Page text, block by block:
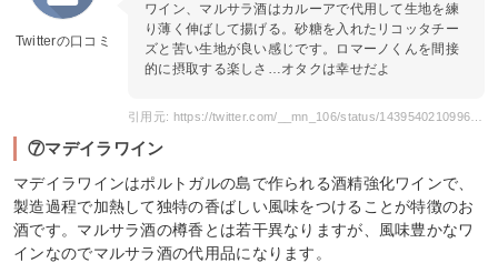
Twitterの口コミ
ワイン、マルサラ酒はカルーアで代用して生地を練
り薄く伸ばして揚げる。砂糖を入れたリコッタチー
ズと苦い生地が良い感じです。ロマーノくんを間接
的に摂取する楽しさ…オタクは幸せだよ
⑦マデイラワイン
マデイラワインはポルトガルの島で作られる酒精強化ワインで、
製造過程で加熱して独特の香ばしい風味をつけることが特徴のお
酒です。マルサラ酒の樽香とは若干異なりますが、風味豊かなワ
インなのでマルサラ酒の代用品になります。